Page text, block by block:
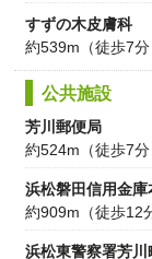
すずの木皮膚科
約539m（徒歩7分
公共施設
芳川郵便局
約524m（徒歩7分
浜松磐田信用金庫
約909m（徒歩12
浜松東警察署芳川